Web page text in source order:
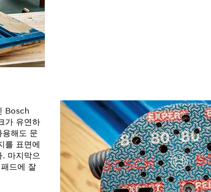
Bosch
가 유연하
해도 문
를 표면에
마지막으
드에 잘